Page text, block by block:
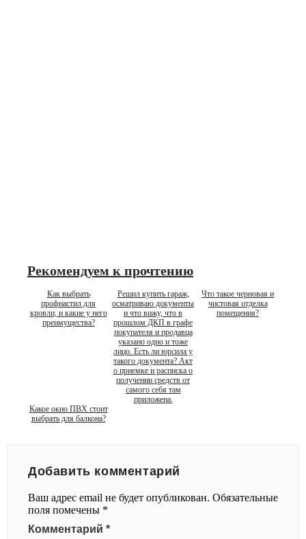
Рекомендуем к прочтению
Как выбрать
профнастил для
кровли, и какие у него
преимущества?
Решил купить гараж,
осматриваю документы
и что вижу, что в
прошлом ДКП в графе
покупателя и продавца
указано одно и тоже
лицо. Есть ли юрсила у
такого документа? Акт
о приемке и расписка о
получении средств от
самого себя там
приложена.
Что такое черновая и
чистовая отделка
помещения?
Какое окно ПВХ стоит
выбрать для балкона?
Добавить комментарий
Ваш адрес email не будет опубликован. Обязательные
поля помечены *
Комментарий *